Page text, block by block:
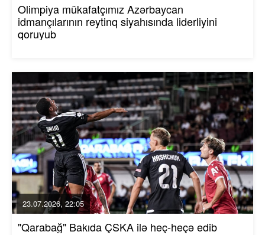
Olimpiya mükafatçımız Azərbaycan
idmançılarının reytinq siyahısında liderliyini
qoruyub
23.07.2026, 22:05
"Qarabağ" Bakıda ÇSKA ilə heç-heçə edib